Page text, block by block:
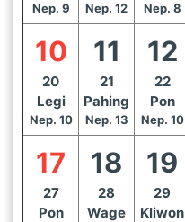
Nep. 9 Nep. 12 Nep. 8
10
20
Legi
Nep. 10
11
21
Pahing
Nep. 13
12
22
Pon
Nep. 10
17
27
Pon
18
28
Wage
19
29
Kliwon